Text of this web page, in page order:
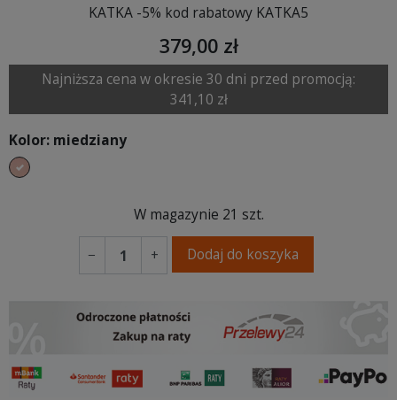
KATKA -5% kod rabatowy KATKA5
379,00 zł
Najniższa cena w okresie 30 dni przed promocją:
341,10 zł
Kolor: miedziany
miedziany
W magazynie 21 szt.
− + Dodaj do koszyka